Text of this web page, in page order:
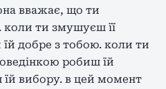
вважає, що ти
ти змушуєш її
добре з тобою. коли ти
робиш їй
вибору. в цей момент